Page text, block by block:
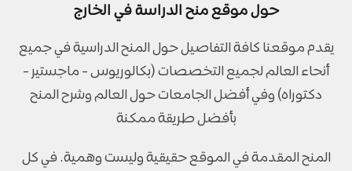
حول موقع منح الدراسة في الخارج
يقدم موقعنا كافة التفاصيل حول المنح الدراسية في جميع
أنحاء العالم لجميع التخصصات (بكالوريوس - ماجستير -
دكتوراه) وفي أفضل الجامعات حول العالم وشرح المنح
بأفضل طريقة ممكنة
المنح المقدمة في الموقع حقيقية وليست وهمية. في كل